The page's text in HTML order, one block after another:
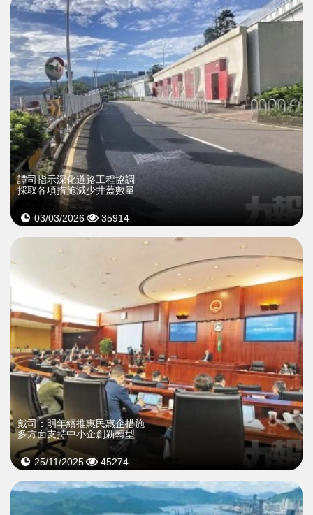
譚司指示深化道路工程協調
採取各項措施減少井蓋數量
03/03/2026 35914
戴司：明年續推惠民惠企措施
多方面支持中小企創新轉型
25/11/2025 45274